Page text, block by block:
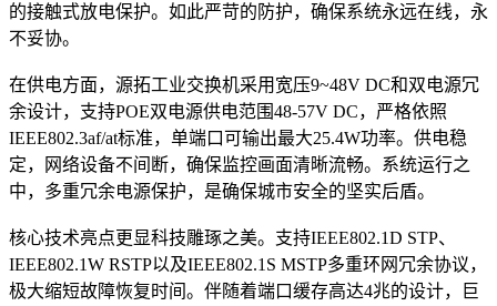
的接触式放电保护。如此严苛的防护，确保系统永远在线，永
不妥协。
在供电方面，源拓工业交换机采用宽压9~48V DC和双电源冗
余设计，支持POE双电源供电范围48-57V DC，严格依照
IEEE802.3af/at标准，单端口可输出最大25.4W功率。供电稳
定，网络设备不间断，确保监控画面清晰流畅。系统运行之
中，多重冗余电源保护，是确保城市安全的坚实后盾。
核心技术亮点更显科技雕琢之美。支持IEEE802.1D STP、
IEEE802.1W RSTP以及IEEE802.1S MSTP多重环网冗余协议，
极大缩短故障恢复时间。伴随着端口缓存高达4兆的设计，巨